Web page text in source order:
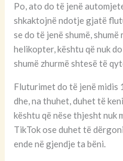
Po, ato do të jenë
shkaktojnë ndotje gjatë
se do të jenë shumë,
helikopter, kështu që nuk
shumë zhurmë shtesë të
Fluturimet do të jenë midis
dhe, na thuhet, duhet të
kështu që nëse thjesht nuk
TikTok ose duhet të
ende në gjendje ta bëni.